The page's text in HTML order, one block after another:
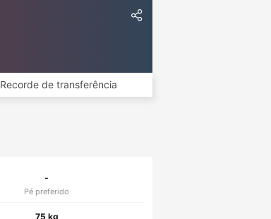
Recorde de transferência
-
Pé preferido
75 kg